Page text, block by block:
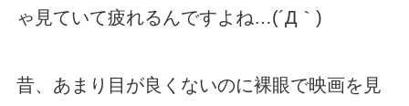
ゃ見ていて疲れるんですよね…(´Д｀)
昔、あまり目が良くないのに裸眼で映画を見